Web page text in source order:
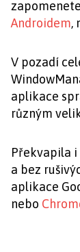
Androidem,
V pozadí
aplikace
různým
Překvapila i
a bez
aplikace
nebo